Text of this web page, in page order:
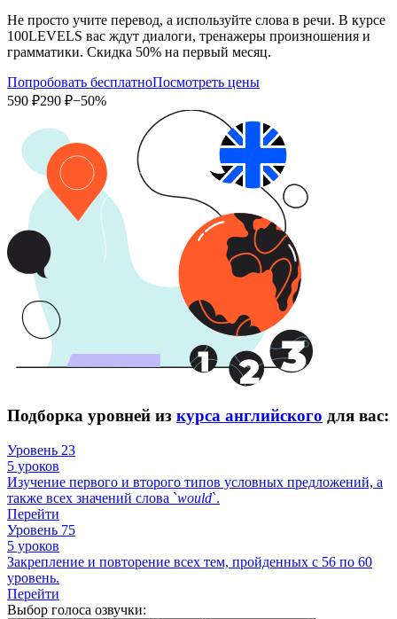
Не просто учите перевод, а используйте слова в речи. В курсе
100LEVELS вас ждут диалоги, тренажеры произношения и
грамматики. Скидка 50% на первый месяц.
Попробовать бесплатноПосмотреть цены
590 ₽290 ₽−50%
Подборка уровней из курса английского для вас:
Уровень 23
5 уроков
Изучение первого и второго типов условных предложений, а
также всех значений слова `would`.
Перейти
Уровень 75
5 уроков
Закрепление и повторение всех тем, пройденных с 56 по 60
уровень.
Перейти
Выбор голоса озвучки: